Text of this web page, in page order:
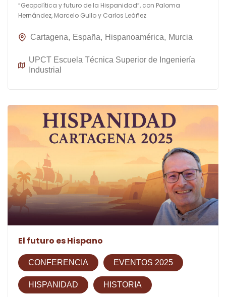
“Geopolítica y futuro de la Hispanidad”, con Paloma
Hernández, Marcelo Gullo y Carlos Leáñez
Cartagena España Hispanoamérica Murcia
UPCT Escuela Técnica Superior de Ingeniería
Industrial
El futuro es Hispano
CONFERENCIA EVENTOS 2025
HISPANIDAD HISTORIA